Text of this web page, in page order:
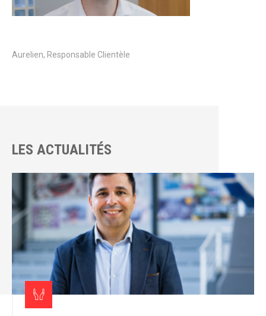
Aurelien, Responsable Clientèle
LES ACTUALITÉS